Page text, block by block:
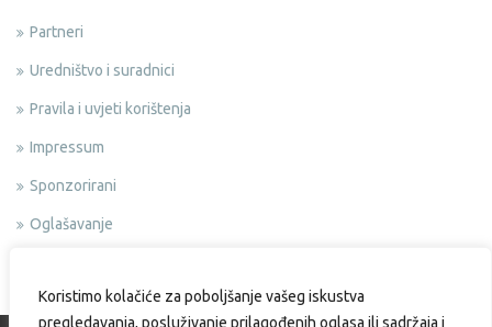
Koristimo kolačiće za poboljšanje vašeg iskustva
pregledavanja, posluživanje prilagođenih oglasa ili sadržaja i
Partneri
Uredništvo i suradnici
Pravila i uvjeti korištenja
Impressum
Sponzorirani
Oglašavanje